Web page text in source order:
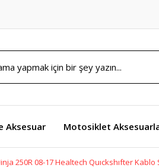
Aksesuar Motosiklet
250R 08-17 Healtech Quıckshıfter Kablo